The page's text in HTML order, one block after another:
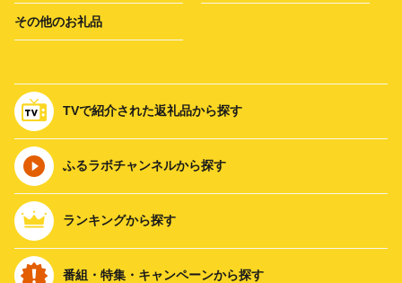
その他のお礼品
TVで紹介された返礼品から探す
ふるラボチャンネルから探す
ランキングから探す
番組・特集・キャンペーンから探す